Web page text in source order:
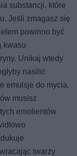
substancji, które
Jeśli zmagasz się
powinno być
kwasu
Unikaj wtedy
nasilić
emulsje do mycia.
musisz
emolientów
twarzy